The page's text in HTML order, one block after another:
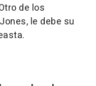
de los
le debe su